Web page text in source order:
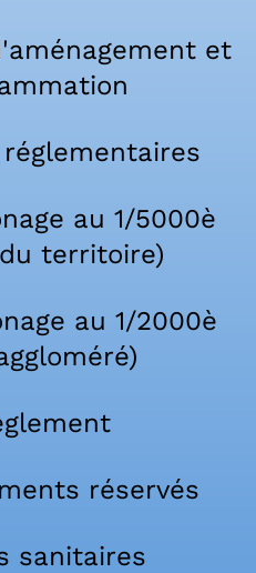
et
au 1/5000è
territoire)
au 1/2000è
réservés
sanitaires